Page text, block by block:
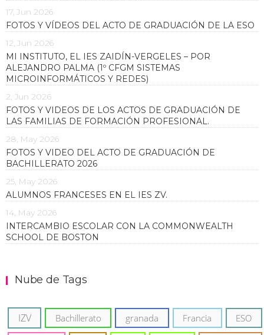
17, Jun 2026
FOTOS Y VÍDEOS DEL ACTO DE GRADUACIÓN DE LA ESO
12, Jun 2026
MI INSTITUTO, EL IES ZAIDÍN-VERGELES – POR
ALEJANDRO PALMA (1º CFGM SISTEMAS
MICROINFORMÁTICOS Y REDES)
2, Jun 2026
FOTOS Y VIDEOS DE LOS ACTOS DE GRADUACIÓN DE
LAS FAMILIAS DE FORMACIÓN PROFESIONAL.
28, May 2026
FOTOS Y VIDEO DEL ACTO DE GRADUACIÓN DE
BACHILLERATO 2026
25, May 2026
ALUMNOS FRANCESES EN EL IES ZV.
14, May 2026
INTERCAMBIO ESCOLAR CON LA COMMONWEALTH
SCHOOL DE BOSTON
Nube de Tags
IZV Bachillerato granada Francia ESO